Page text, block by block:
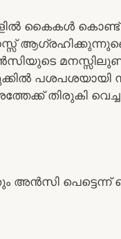
കൈകൾ കൊണ്ട്
പശപശയായി
തിരുകി വെച്ച
അൻസി പെട്ടെന്ന്